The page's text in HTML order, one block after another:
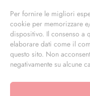
Per fornire le migliori
cookie per memorizzare
dispositivo. Il consenso a
elaborare dati come il
questo sito. Non
negativamente su alcune
info@masterphil.it